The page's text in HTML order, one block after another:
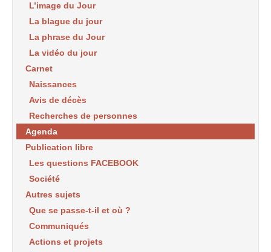
L’image du Jour
La blague du jour
La phrase du Jour
La vidéo du jour
Carnet
Naissances
Avis de décès
Recherches de personnes
Agenda
Publication libre
Les questions FACEBOOK
Société
Autres sujets
Que se passe-t-il et où ?
Communiqués
Actions et projets